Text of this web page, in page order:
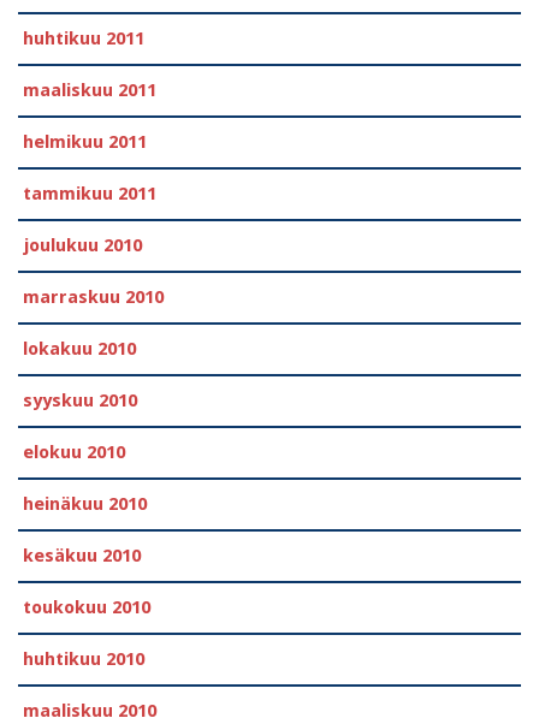
huhtikuu 2011
maaliskuu 2011
helmikuu 2011
tammikuu 2011
joulukuu 2010
marraskuu 2010
lokakuu 2010
syyskuu 2010
elokuu 2010
heinäkuu 2010
kesäkuu 2010
toukokuu 2010
huhtikuu 2010
maaliskuu 2010